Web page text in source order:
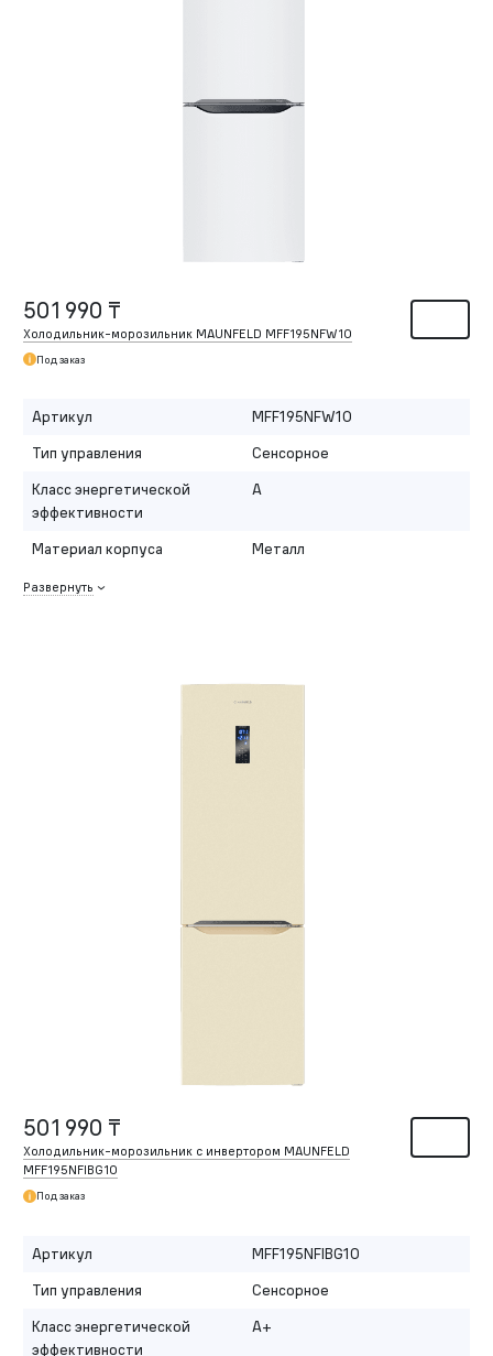
501 990 ₸
Холодильник-морозильник MAUNFELD MFF195NFW10
Под заказ
Артикул
MFF195NFW10
Тип управления
Сенсорное
Класс энергетической
эффективности
A
Материал корпуса Металл
Развернуть
501 990 ₸
Холодильник-морозильник с инвертором MAUNFELD
MFF195NFIBG10
Под заказ
Артикул
MFF195NFIBG10
Тип управления
Сенсорное
Класс энергетической
эффективности
A+